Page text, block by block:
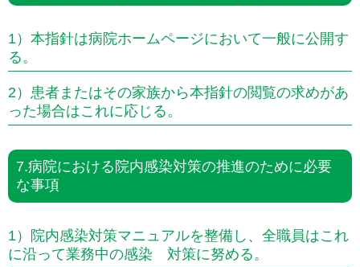
1）本指針は病院ホームページにおいて一般に公開す
る。
2）患者またはその家族から本指針の閲覧の求めがあ
った場合はこれに応じる。
7.病院における院内感染対策の推進のために必要
な事項
1）院内感染対策マニュアルを整備し、全職員はこれ
に沿って業務中の感染 対策に努める。